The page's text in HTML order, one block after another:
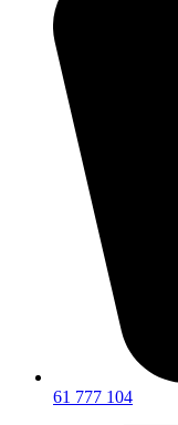
61 777 104